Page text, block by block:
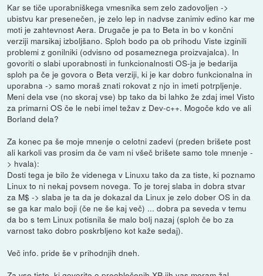
Kar se tiče uporabniškega vmesnika sem zelo zadovoljen ->
ubistvu kar presenečen, je zelo lep in nadvse zanimiv edino kar me
moti je zahtevnost Aera. Drugače je pa to Beta in bo v končni
verziji marsikaj izboljšano. Sploh bodo pa ob prihodu Viste izginili
problemi z gonilniki (odvisno od posameznega proizvajalca). In
govoriti o slabi uporabnosti in funkcionalnosti OS-ja je bedarija
sploh pa če je govora o Beta verziji, ki je kar dobro funkcionalna in
uporabna -> samo moraš znati rokovat z njo in imeti potrpljenje.
Meni dela vse (no skoraj vse) bp tako da bi lahko že zdaj imel Visto
za primarni OS če le nebi imel težav z Dev-c++. Mogoče kdo ve ali
Borland dela?
Za konec pa še moje mnenje o celotni zadevi (preden brišete post
ali karkoli vas prosim da če vam ni všeč brišete samo tole mnenje -
> hvala):
Dosti tega je bilo že videnega v Linuxu tako da za tiste, ki poznamo
Linux to ni nekaj povsem novega. To je torej slaba in dobra stvar
za M$ -> slaba je ta da je dokazal da Linux je zelo dober OS in da
se ga kar malo boji (če ne še kaj več) ... dobra pa seveda v temu
da bo s tem Linux potisnila še malo bolj nazaj (sploh če bo za
varnost tako dobro poskrbljeno kot kaže sedaj).
Več info. pride še v prihodnjih dneh.